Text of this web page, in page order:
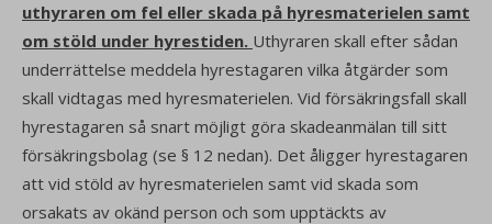
uthyraren om fel eller skada på hyresmaterielen samt
om stöld under hyrestiden. Uthyraren skall efter sådan
underrättelse meddela hyrestagaren vilka åtgärder som
skall vidtagas med hyresmaterielen. Vid försäkringsfall skall
hyrestagaren så snart möjligt göra skadeanmälan till sitt
försäkringsbolag (se § 12 nedan). Det åligger hyrestagaren
att vid stöld av hyresmaterielen samt vid skada som
orsakats av okänd person och som upptäckts av